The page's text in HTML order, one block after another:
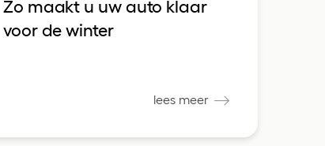
Zo maakt u uw auto klaar
voor de winter
lees meer